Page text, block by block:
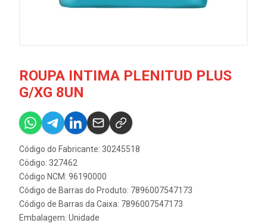
ROUPA INTIMA PLENITUD PLUS
G/XG 8UN
Código do Fabricante: 30245518
Código: 327462
Código NCM: 96190000
Código de Barras do Produto: 7896007547173
Código de Barras da Caixa: 7896007547173
Embalagem: Unidade